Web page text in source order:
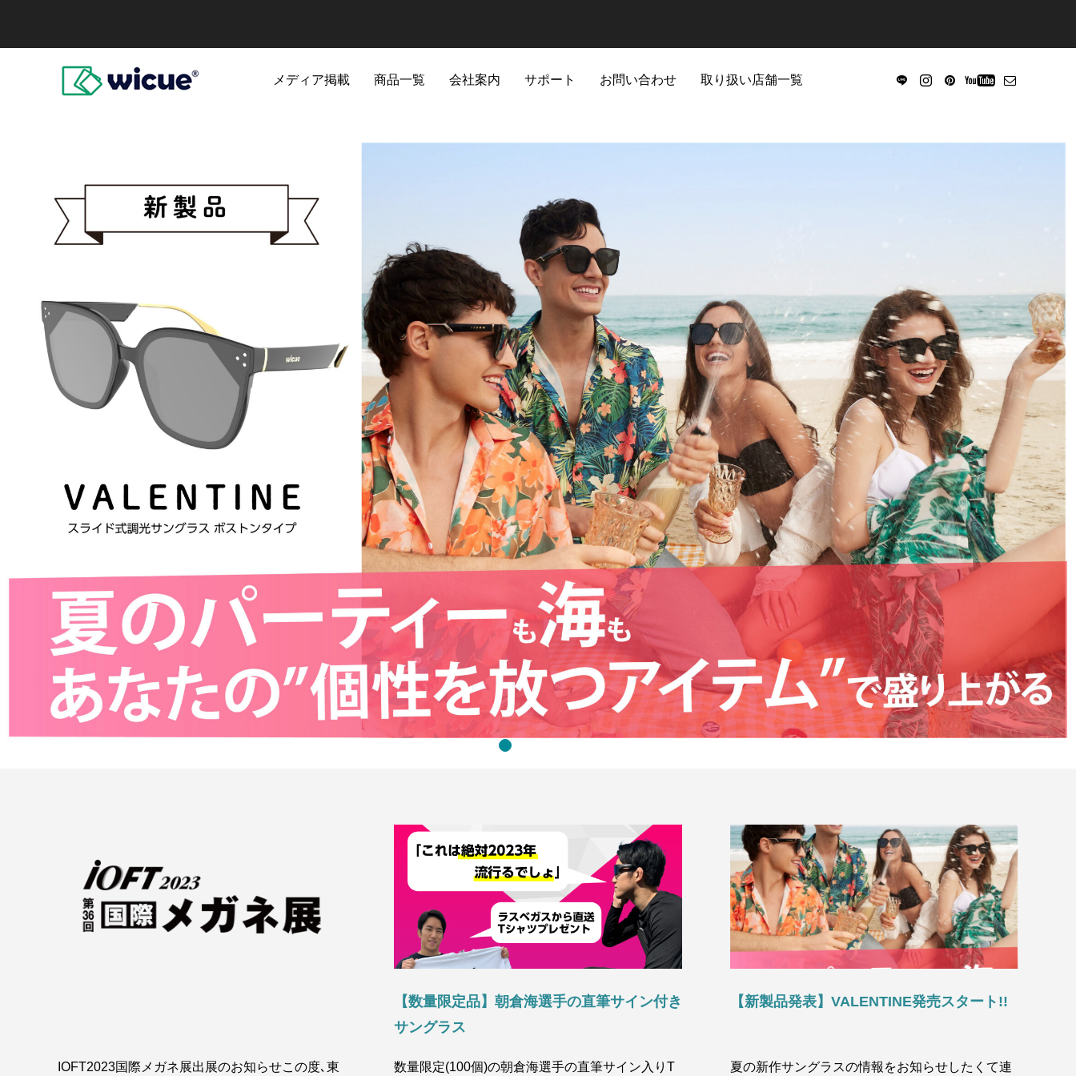
メディア掲載 商品一覧 会社案内 サポート お問い合わせ 取り扱い店舗一覧
IOFT2023国際メガネ展出展のお知らせこの度､東
【数量限定品】朝倉海選手の直筆サイン付き
サングラス
数量限定(100個)の朝倉海選手の直筆サイン入りT
【新製品発表】VALENTINE発売スタート!!
夏の新作サングラスの情報をお知らせしたくて連